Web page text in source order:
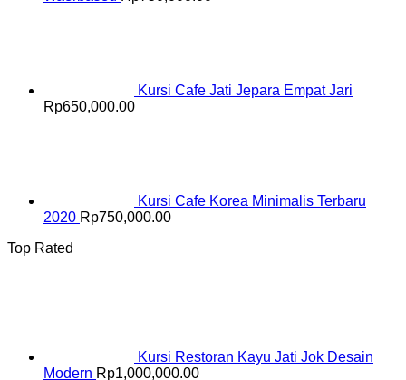
Kursi Cafe Jati Jepara Empat Jari
Rp650,000.00
Kursi Cafe Korea Minimalis Terbaru
2020 Rp750,000.00
Top Rated
Kursi Restoran Kayu Jati Jok Desain
Modern Rp1,000,000.00